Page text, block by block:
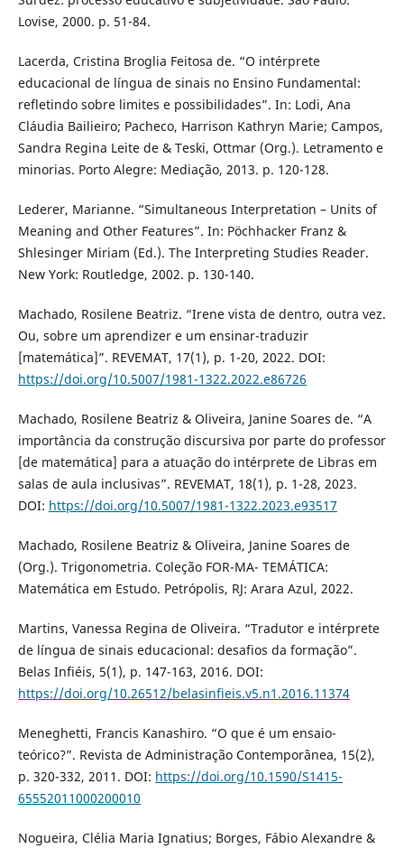
Lovise, 2000. p. 51-84.
Lacerda, Cristina Broglia Feitosa de. “O intérprete
educacional de língua de sinais no Ensino Fundamental:
refletindo sobre limites e possibilidades”. In: Lodi, Ana
Cláudia Bailieiro; Pacheco, Harrison Kathryn Marie; Campos,
Sandra Regina Leite de & Teski, Ottmar (Org.). Letramento e
minorias. Porto Alegre: Mediação, 2013. p. 120-128.
Lederer, Marianne. “Simultaneous Interpretation – Units of
Meaning and Other Features”. In: Pöchhacker Franz &
Shlesinger Miriam (Ed.). The Interpreting Studies Reader.
New York: Routledge, 2002. p. 130-140.
Machado, Rosilene Beatriz. “Irene vista de dentro, outra vez.
Ou, sobre um aprendizer e um ensinar-traduzir
[matemática]”. REVEMAT, 17(1), p. 1-20, 2022. DOI:
https://doi.org/10.5007/1981-1322.2022.e86726
Machado, Rosilene Beatriz & Oliveira, Janine Soares de. “A
importância da construção discursiva por parte do professor
[de matemática] para a atuação do intérprete de Libras em
salas de aula inclusivas”. REVEMAT, 18(1), p. 1-28, 2023.
DOI: https://doi.org/10.5007/1981-1322.2023.e93517
Machado, Rosilene Beatriz & Oliveira, Janine Soares de
(Org.). Trigonometria. Coleção FOR-MA- TEMÁTICA:
Matemática em Estudo. Petrópolis, RJ: Arara Azul, 2022.
Martins, Vanessa Regina de Oliveira. “Tradutor e intérprete
de língua de sinais educacional: desafios da formação”.
Belas Infiéis, 5(1), p. 147-163, 2016. DOI:
https://doi.org/10.26512/belasinfieis.v5.n1.2016.11374
Meneghetti, Francis Kanashiro. “O que é um ensaio-
teórico?”. Revista de Administração Contemporânea, 15(2),
p. 320-332, 2011. DOI: https://doi.org/10.1590/S1415-
65552011000200010
Nogueira, Clélia Maria Ignatius; Borges, Fábio Alexandre &